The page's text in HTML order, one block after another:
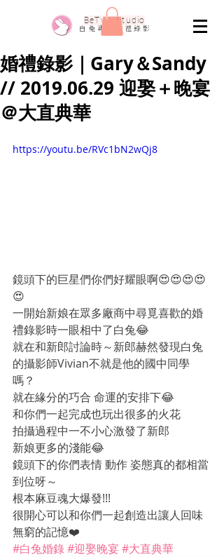
​BeTwo Studio
​白 兔 專 業 婚 禮 錄 影
婚禮錄影｜Gary＆Sandy
// 2019.06.29 迎娶＋晚宴
＠大直典華
https://youtu.be/RVc1bN2wQj8
鏡頭下的巨星們你們好耀眼啊😍😍😍😍
😍
一開始新娘在眾多廠商中尋覓喜歡的婚
禮錄影時一眼相中了白兔😂
就在和新郎討論時～新郎赫然發現白兔
的攝影師Vivian不就是他的國中同學
嗎？
就在緣分的巧合 命運的安排下😂
和你們一起完成也玩出很多的火花
拍攝過程中一不小心激發了新郎
新娘更多的淺能😂
鏡頭下的你們表情 動作 姿態真的都相當
到位呀～
根本麻豆魂大爆發!!!
很開心可以和你們一起創造出讓人回味
無窮的記憶❤️
#白兔婚錄#迎娶晚宴 #大直典華